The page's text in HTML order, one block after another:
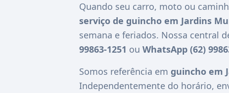
Quando seu carro, moto ou
serviço de guincho em Jardins
semana e feriados. Nossa central
99863-1251 ou WhatsApp (62)
Somos referência em guincho em
Independentemente do horário,